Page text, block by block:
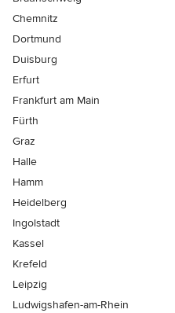
Chemnitz
Dortmund
Duisburg
Erfurt
Frankfurt am Main
Fürth
Graz
Halle
Hamm
Heidelberg
Ingolstadt
Kassel
Krefeld
Leipzig
Ludwigshafen-am-Rhein